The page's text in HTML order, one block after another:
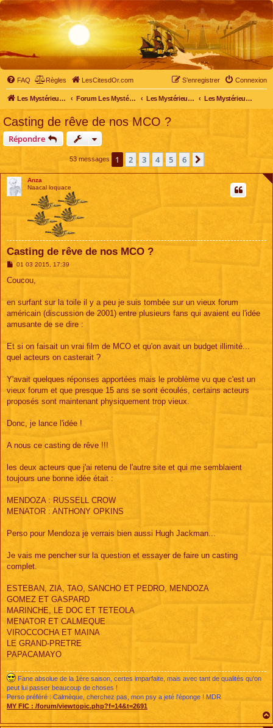
FAQ Règles LesCitesdOr.com Connexion
S’enregistrer
Les Mystérieuses Cités d'Or - LesCitesdOr.com Forum Les Mystérieuses Cités d'Or Les Mystérieuses Cités d'Or Les Mystérieuses Cités d'Or : le film
Casting de rêve de nos MCO ?
Répondre
53 messages 1 2 3 4 5 6
Anza
Naacal loquace
Casting de rêve de nos MCO ?
M
s
g
01 03 2015, 17:39
Coucou,
en surfant sur la toile il y a peu je suis tombée sur un vieux forum
américain (discussion de 2001) entre plusieurs fans qui avaient eu l'idée
amusante de se dire :
Et si on faisait un vrai film de MCO et qu'on avait un budget illimité...
quel acteurs on casterait ?
Y'avait quelques réponses apportées mais le problème vu que c'est un
vieux forum et que presque 15 ans se sont écoulés, certains acteurs
proposés sont maintenant physiquement trop vieux.
Donc, je lance l'idée !
A nous ce casting de rêve !!!
les deux acteurs que j'ai retenu de l'autre site et qui me semblaient
toujours une bonne idée était :
MENDOZA : RUSSELL CROW
MENATOR : ANTHONY OPKINS
Perso pour Mendoza je verrais bien aussi Hugh Jackman...
Je vais me pencher sur la question et essayer de faire un casting
complet.
ESTEBAN, ZIA, TAO, SANCHO ET PEDRO, MENDOZA
GOMEZ ET GASPARD
MARINCHE, LE DOC ET TETEOLA
MENATOR ET CALMEQUE
VIROCCOCHA ET MAINA
LE GRAND-PRETRE
PAPACAMAYO
Fane absolue de la 1ère saison, certes imparfaite, mais avec tant de qualités qu'on
peut lui passer beaucoup de choses !
Perso préféré : Calmèque, cherchez pas, mon psy a jeté l'éponge ! MDR
MY FIC : /forum/viewtopic.php?f=14&t=2691